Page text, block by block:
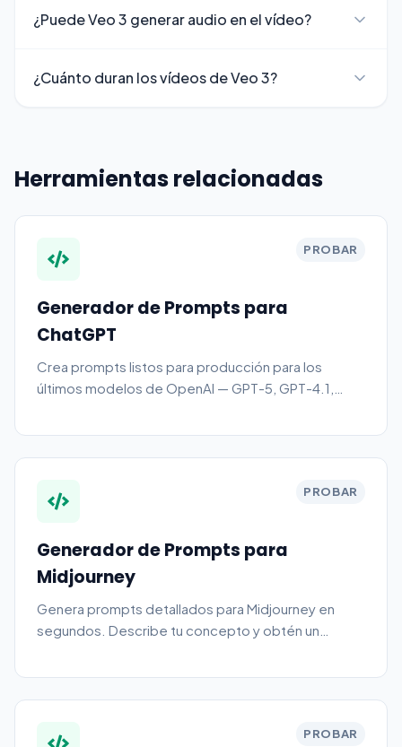
¿Puede Veo 3 generar audio en el vídeo?
¿Cuánto duran los vídeos de Veo 3?
Herramientas relacionadas
PROBAR
Generador de Prompts para
ChatGPT
Crea prompts listos para producción para los
últimos modelos de OpenAI — GPT-5, GPT-4.1,
una estructura de salida (texto plano, un JSON
prompt que puedes pegar directamente enPROBAR
Generador de Prompts para
Midjourney
Genera prompts detallados para Midjourney en
segundos. Describe tu concepto y obtén un
cámara y parámetros. Gratis, sin registro.
PROBAR